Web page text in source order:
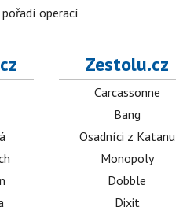
operací
Zestolu.cz
Carcassonne
Bang
Osadníci z Katanu
Monopoly
Dobble
Dixit